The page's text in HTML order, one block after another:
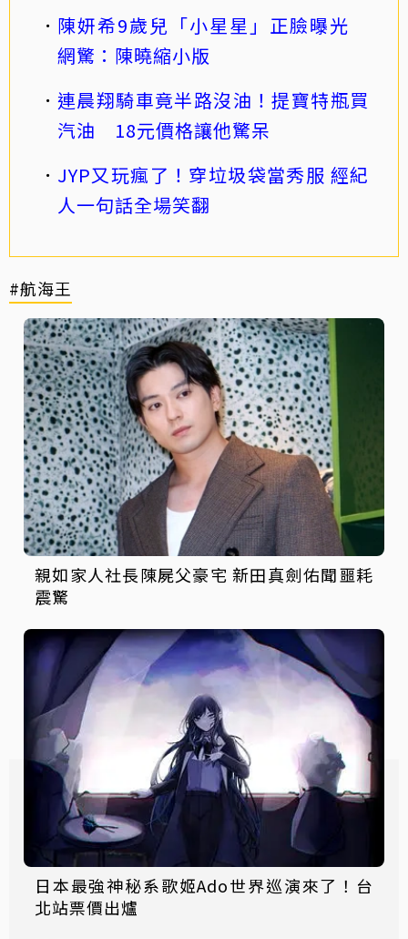
陳妍希9歲兒「小星星」正臉曝光
網驚：陳曉縮小版
連晨翔騎車竟半路沒油！提寶特瓶買
汽油 18元價格讓他驚呆
JYP又玩瘋了！穿垃圾袋當秀服 經紀
人一句話全場笑翻
#航海王
親如家人社長陳屍父豪宅 新田真劍佑聞噩耗
震驚
日本最強神秘系歌姬Ado世界巡演來了！台
北站票價出爐